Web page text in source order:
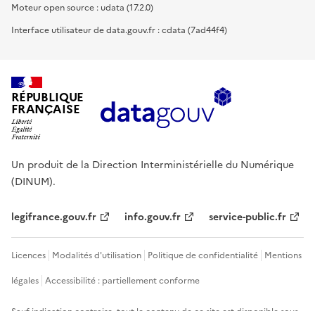
Moteur open source : udata (17.2.0)
Interface utilisateur de data.gouv.fr : cdata (7ad44f4)
RÉPUBLIQUE
FRANÇAISE
Un produit de la Direction Interministérielle du Numérique
(DINUM).
legifrance.gouv.fr info.gouv.fr service-public.fr
Licences Modalités d'utilisation Politique de confidentialité Mentions
légales Accessibilité : partiellement conforme